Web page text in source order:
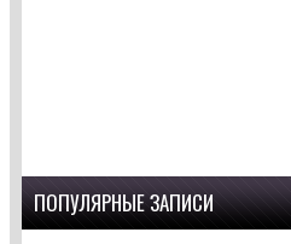
ПОПУЛЯРНЫЕ ЗАПИСИ